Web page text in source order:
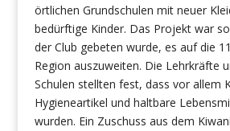
örtlichen Grundschulen mit neuer
bedürftige Kinder. Das Projekt war
der Club gebeten wurde, es auf die
Region auszuweiten. Die Lehrkräfte
Schulen stellten fest, dass vor allem
Hygieneartikel und haltbare
wurden. Ein Zuschuss aus dem